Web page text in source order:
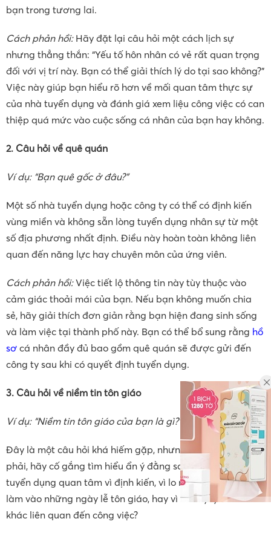
bạn trong tương lai.
Cách phản hồi:Hãy đặt lại câu hỏi một cách lịch sự
nhưng thẳng thắn: “Yếu tố hôn nhân có vẻ rất quan trọng
đối với vị trí này. Bạn có thể giải thích lý do tại sao không?”
Việc này giúp bạn hiểu rõ hơn về mối quan tâm thực sự
của nhà tuyển dụng và đánh giá xem liệu công việc có can
thiệp quá mức vào cuộc sống cá nhân của bạn hay không.
2. Câu hỏi về quê quán
Ví dụ: “Bạn quê gốc ở đâu?”
Một số nhà tuyển dụng hoặc công ty có thể có định kiến
vùng miền và không sẵn lòng tuyển dụng nhân sự từ một
số địa phương nhất định. Điều này hoàn toàn không liên
quan đến năng lực hay chuyên môn của ứng viên.
Cách phản hồi:Việc tiết lộ thông tin này tùy thuộc vào
cảm giác thoải mái của bạn. Nếu bạn không muốn chia
sẻ, hãy giải thích đơn giản rằng bạn hiện đang sinh sống
và làm việc tại thành phố này. Bạn có thể bổ sung rằng hồ
sơ cá nhân đầy đủ bao gồm quê quán sẽ được gửi đến
công ty sau khi có quyết định tuyển dụng.
3. Câu hỏi về niềm tin tôn giáo
Ví dụ: “Niềm tin tôn giáo của bạn là gì?”
Đây là một câu hỏi khá hiếm gặp, nhưng nếu bạn gặp
phải, hãy cố gắng tìm hiểu ẩn ý đằng sau nó. Liệu nhà
tuyển dụng quan tâm vì định kiến, vì lo ngại bạn sẽ nghỉ
làm vào những ngày lễ tôn giáo, hay vì bất kỳ lý do nào
khác liên quan đến công việc?